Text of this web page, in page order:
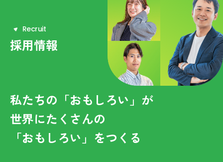
Recruit
採用情報
私たちの「おもしろい」が
世界にたくさんの
「おもしろい」をつくる